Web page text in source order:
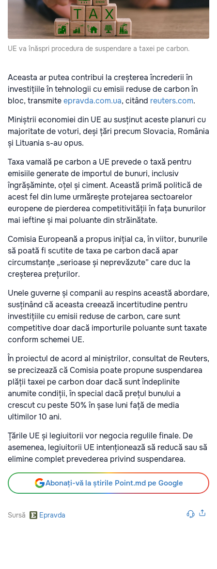
UE va înăspri procedura de suspendare a taxei pe carbon.
Aceasta ar putea contribui la creșterea încrederii în
investițiile în tehnologii cu emisii reduse de carbon în
bloc, transmiteepravda.com.ua, citând reuters.com.
Miniștrii economiei din UE au susținut aceste planuri cu
majoritate de voturi, deși țări precum Slovacia, România
și Lituania s-au opus.
Taxa vamală pe carbon a UE prevede o taxă pentru
emisiile generate de importul de bunuri, inclusiv
îngrășăminte, oțel și ciment. Această primă politică de
acest fel din lume urmărește protejarea sectoarelor
europene de pierderea competitivității în fața bunurilor
mai ieftine și mai poluante din străinătate.
Comisia Europeană a propus inițial ca, în viitor, bunurile
să poată fi scutite de taxa pe carbon dacă apar
circumstanțe „serioase și neprevăzute” care duc la
creșterea prețurilor.
Unele guverne și companii au respins această abordare,
susținând că aceasta creează incertitudine pentru
investițiile cu emisii reduse de carbon, care sunt
competitive doar dacă importurile poluante sunt taxate
conform schemei UE.
În proiectul de acord al miniștrilor, consultat de Reuters,
se precizează că Comisia poate propune suspendarea
plății taxei pe carbon doar dacă sunt îndeplinite
anumite condiții, în special dacă prețul bunului a
crescut cu peste 50% în șase luni față de media
ultimilor 10 ani.
Țările UE și legiuitorii vor negocia regulile finale. De
asemenea, legiuitorii UE intenționează să reducă sau să
elimine complet prevederea privind suspendarea.
Abonați-vă la știrile Point.md pe Google
Sursă Epravda